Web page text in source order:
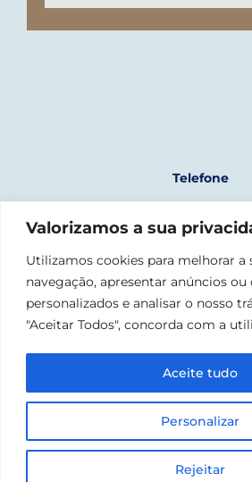
Valorizamos a sua
Utilizamos cookies para melhorar a
navegação, apresentar anúncios
personalizados e analisar o nosso
"Aceitar Todos", concorda com a
Personalizar
Rejeitar
Aceite tudo
Telefone
(chamada para rede móvel
Morada
Fábrica Nacional da
Rua da Junqueira, 1300-
Email
©2023 CONFRARIA MARÍTIMA – LIGA
OS DIREITOS
PRIVACY POLICY | BRANDING BYSHIFT
CATIAGUEDES.COM